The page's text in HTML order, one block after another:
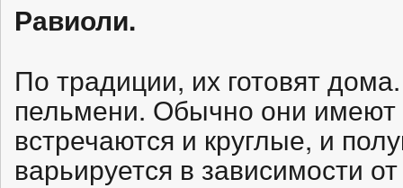
Равиоли.
По традиции, их готовят
пельмени. Обычно они
встречаются и круглые, и
варьируется в зависимости